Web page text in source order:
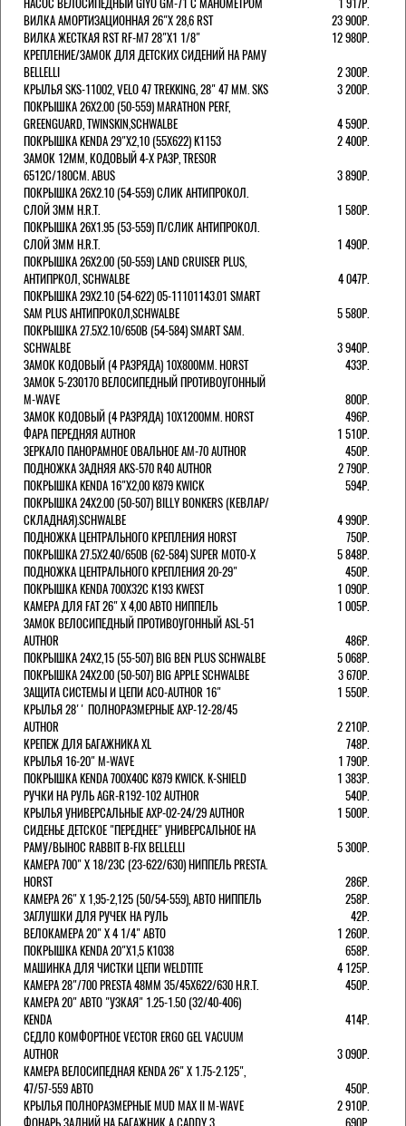
ВИЛКА АМОРТИЗАЦИОННАЯ 26"Х 28,6 RST
23 900Р.
ВИЛКА ЖЕСТКАЯ RST RF-M7 28"Х1 1/8"
12 980Р.
КРЕПЛЕНИЕ/ЗАМОК ДЛЯ ДЕТСКИХ СИДЕНИЙ НА РАМУ
BELLELLI
2 300Р.
КРЫЛЬЯ SKS-11002, VELO 47 TREKKING, 28" 47 ММ. SKS
3 200Р.
ПОКРЫШКА 26X2.00 (50-559) MARATHON PERF,
GREENGUARD, TWINSKIN,SCHWALBE
4 590Р.
ПОКРЫШКА KENDA 29"Х2,10 (55X622) K1153
2 400Р.
ЗАМОК 12ММ, КОДОВЫЙ 4-Х РАЗР, TRESOR
6512C/180СМ. ABUS
3 890Р.
ПОКРЫШКА 26X2.10 (54-559) СЛИК АНТИПРОКОЛ.
СЛОЙ 3ММ H.R.T.
1 580Р.
ПОКРЫШКА 26X1.95 (53-559) П/СЛИК АНТИПРОКОЛ.
СЛОЙ 3ММ H.R.T.
1 490Р.
ПОКРЫШКА 26X2.00 (50-559) LAND CRUISER PLUS,
АНТИПРКОЛ, SCHWALBE
4 047Р.
ПОКРЫШКА 29X2.10 (54-622) 05-11101143.01 SMART
SAM PLUS АНТИПРОКОЛ,SCHWALBE
5 580Р.
ПОКРЫШКА 27.5X2.10/650B (54-584) SMART SAM.
SCHWALBE
3 940Р.
ЗАМОК КОДОВЫЙ (4 РАЗРЯДА) 10Х800ММ. HORST
433Р.
ЗАМОК 5-230170 ВЕЛОСИПЕДНЫЙ ПРОТИВОУГОННЫЙ
M-WAVE
800Р.
ЗАМОК КОДОВЫЙ (4 РАЗРЯДА) 10Х1200ММ. HORST
496Р.
ФАРА ПЕРЕДНЯЯ AUTHOR
1 510Р.
ЗЕРКАЛО ПАНОРАМНОЕ ОВАЛЬНОЕ AM-70 AUTHOR
450Р.
ПОДНОЖКА ЗАДНЯЯ AKS-570 R40 AUTHOR
2 790Р.
ПОКРЫШКА KENDA 16"Х2,00 K879 KWICK
594Р.
ПОКРЫШКА 24X2.00 (50-507) BILLY BONKERS (КЕВЛАР/
СКЛАДНАЯ).SCHWALBE
4 990Р.
ПОДНОЖКА ЦЕНТРАЛЬНОГО КРЕПЛЕНИЯ HORST
750Р.
ПОКРЫШКА 27.5X2.40/650B (62-584) SUPER MOTO-X
5 848Р.
ПОДНОЖКА ЦЕНТРАЛЬНОГО КРЕПЛЕНИЯ 20-29"
450Р.
ПОКРЫШКА KENDA 700Х32С K193 KWEST
1 090Р.
КАМЕРА ДЛЯ FAT 26" X 4,00 АВТО НИППЕЛЬ
1 005Р.
ЗАМОК ВЕЛОСИПЕДНЫЙ ПРОТИВОУГОННЫЙ ASL-51
AUTHOR
486Р.
ПОКРЫШКА 24X2,15 (55-507) BIG BEN PLUS SCHWALBE
5 068Р.
ПОКРЫШКА 24X2.00 (50-507) BIG APPLE SCHWALBE
3 670Р.
ЗАЩИТА СИСТЕМЫ И ЦЕПИ ACO-AUTHOR 16"
1 550Р.
КРЫЛЬЯ 28'' ПОЛНОРАЗМЕРНЫЕ AXP-12-28/45
AUTHOR
2 210Р.
КРЕПЕЖ ДЛЯ БАГАЖНИКА XL
748Р.
КРЫЛЬЯ 16-20" M-WAVE
1 790Р.
ПОКРЫШКА KENDA 700Х40С K879 KWICK. K-SHIELD
1 383Р.
РУЧКИ НА РУЛЬ AGR-R192-102 AUTHOR
540Р.
КРЫЛЬЯ УНИВЕРСАЛЬНЫЕ AXP-02-24/29 AUTHOR
1 500Р.
СИДЕНЬЕ ДЕТСКОЕ "ПЕРЕДНЕЕ" УНИВЕРСАЛЬНОЕ НА
РАМУ/ВЫНОС RABBIT B-FIX BELLELLI
5 300Р.
КАМЕРА 700" Х 18/23C (23-622/630) НИППЕЛЬ PRESTA.
HORST
286Р.
КАМЕРА 26" X 1,95-2,125 (50/54-559), АВТО НИППЕЛЬ
258Р.
ЗАГЛУШКИ ДЛЯ РУЧЕК НА РУЛЬ
42Р.
ВЕЛОКАМЕРА 20" Х 4 1/4" АВТО
1 260Р.
ПОКРЫШКА KENDA 20"Х1,5 K1038
658Р.
МАШИНКА ДЛЯ ЧИСТКИ ЦЕПИ WELDTITE
4 125Р.
КАМЕРА 28"/700 PRESTA 48ММ 35/45Х622/630 H.R.T.
450Р.
КАМЕРА 20" АВТО "УЗКАЯ" 1.25-1.50 (32/40-406)
KENDA
414Р.
СЕДЛО КОМФОРТНОЕ VECTOR ERGO GEL VACUUM
AUTHOR
3 090Р.
КАМЕРА ВЕЛОСИПЕДНАЯ KENDA 26" Х 1.75-2.125",
47/57-559 АВТО
450Р.
КРЫЛЬЯ ПОЛНОРАЗМЕРНЫЕ MUD MAX II M-WAVE
2 910Р.
ФОНАРЬ ЗАДНИЙ НА БАГАЖНИК A CADDY 3
690Р.